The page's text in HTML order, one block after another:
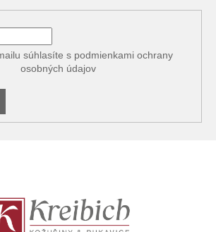
súhlasíte s podmienkami ochrany
osobných údajov